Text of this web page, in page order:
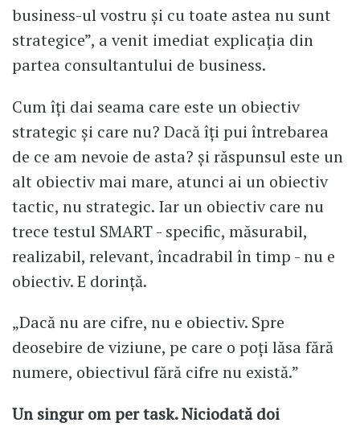
business-ul vostru și cu toate astea nu sunt
strategice”, a venit imediat explicația din
partea consultantului de business.
Cum îți dai seama care este un obiectiv
strategic și care nu? Dacă îți pui întrebarea
de ce am nevoie de asta? și răspunsul este un
alt obiectiv mai mare, atunci ai un obiectiv
tactic, nu strategic. Iar un obiectiv care nu
trece testul SMART - specific, măsurabil,
realizabil, relevant, încadrabil în timp - nu e
obiectiv. E dorință.
„Dacă nu are cifre, nu e obiectiv. Spre
deosebire de viziune, pe care o poți lăsa fără
numere, obiectivul fără cifre nu există.”
Un singur om per task. Niciodată doi